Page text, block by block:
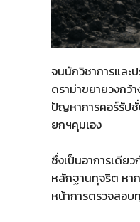
จนนักวิชาการและ
ดราม่าขยายวงก
ปัญหาการคอร์รัป
ยกฯคุมเอง
ซึ่งเป็นอาการเดีย
หลักฐานทุจริต หา
หน้าการตรวจสอบ